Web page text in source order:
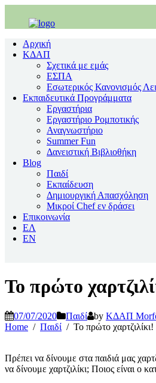
Αρχική
ΚΔΑΠ
Σχετικά με εμάς
ΕΣΠΑ
Εσωτερικός Κανονισμός
Εκπαιδευτικά Προγράμματα
Εργαστήρια
Εργαστήριο Ρομποτικής
Αναγνωστήριο
Summer Fun
Δανειστική Βιβλιοθήκη
Blog
Παιδί
Εκπαίδευση
Δημιουργική Απασχόληση
Μικροί Chef εν δράσει
Επικοινωνία
ΕΛ
EΝ
Το πρώτο
07/07/2020 Παιδί by ΚΔΑΠ
Home
Παιδί Το πρώτο χαρτζιλίκι!
Πρέπει να δίνουμε στα παιδιά μας
να δίνουμε χαρτζιλίκι; Ποιος είναι ο